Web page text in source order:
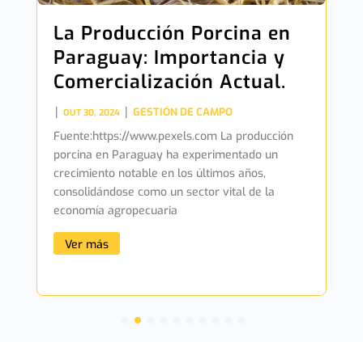
La Producción Porcina en
Paraguay: Importancia y
Comercialización Actual.
| OUT 30, 2024 | GESTIÓN DE CAMPO
Fuente:https://www.pexels.com La producción
porcina en Paraguay ha experimentado un
crecimiento notable en los últimos años,
consolidándose como un sector vital de la
economía agropecuaria
Ver más